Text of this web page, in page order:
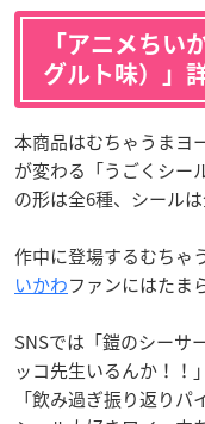
「アニメちい
グルト味）」
本商品はむちゃうまヨ
が変わる「うごくシー
の形は全6種、シール
作中に登場するむちゃ
いかわファンにはたま
SNSでは「鎧のシーサ
ッコ先生いるんか！！
「飲み過ぎ振り返り